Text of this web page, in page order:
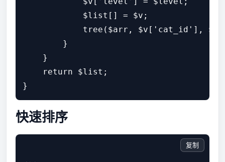
            $list[] = $v;
tree($arr, $v['cat_id'],
        }
    }
    return $list;
快速排序
复制